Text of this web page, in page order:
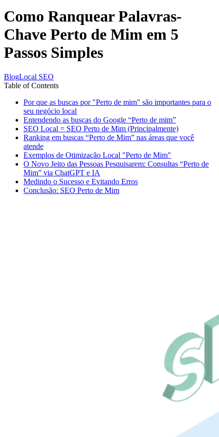
Como Ranquear Palavras-
Chave Perto de Mim em 5
Passos Simples
BlogLocal SEO
Table of Contents
Por que as buscas por "Perto de mim" são importantes para o
seu negócio local
Entendendo as buscas do Google “Perto de mim”
SEO Local = SEO Perto de Mim (Principalmente)
Ranking em buscas “Perto de Mim” nas áreas que você
atende
Exemplos de Otimização Local "Perto de Mim"
O Novo Jeito das Pessoas Pesquisarem: Consultas “Perto de
Mim” via ChatGPT e IA
Medindo o Sucesso e Evitando Erros
Conclusão: SEO Perto de Mim